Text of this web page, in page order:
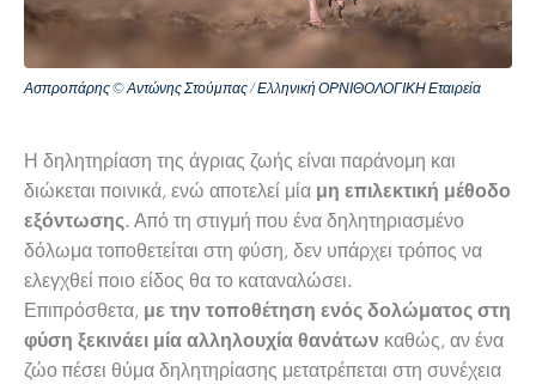
Ασπροπάρης © Αντώνης Στούμπας / Ελληνική ΟΡΝΙΘΟΛΟΓΙΚΗ Εταιρεία
Η δηλητηρίαση της άγριας ζωής είναι παράνομη και
διώκεται ποινικά, ενώ αποτελεί μία μη επιλεκτική μέθοδο
εξόντωσης. Από τη στιγμή που ένα δηλητηριασμένο
δόλωμα τοποθετείται στη φύση, δεν υπάρχει τρόπος να
ελεγχθεί ποιο είδος θα το καταναλώσει.
Επιπρόσθετα, με την τοποθέτηση ενός δολώματος στη
φύση ξεκινάει μία αλληλουχία θανάτων καθώς, αν ένα
ζώο πέσει θύμα δηλητηρίασης μετατρέπεται στη συνέχεια